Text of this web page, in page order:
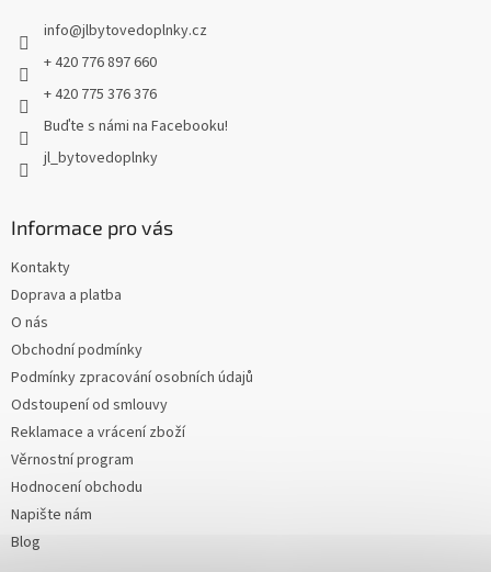
info@jlbytovedoplnky.cz
+ 420 776 897 660
+ 420 775 376 376
Buďte s námi na Facebooku!
jl_bytovedoplnky
Informace pro vás
Kontakty
Doprava a platba
O nás
Obchodní podmínky
Podmínky zpracování osobních údajů
Odstoupení od smlouvy
Reklamace a vrácení zboží
Věrnostní program
Hodnocení obchodu
Napište nám
Blog